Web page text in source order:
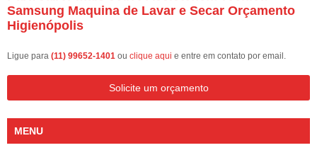
Samsung Maquina de Lavar e Secar Orçamento
Higienópolis
Ligue para (11) 99652-1401 ou clique aqui e entre em contato por email.
Solicite um orçamento
MENU